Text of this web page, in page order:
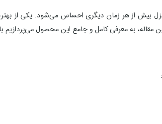
بیش از هر زمان دیگری احساس می‌شود. یکی از
به معرفی کامل و جامع این محصول می‌پردازیم با